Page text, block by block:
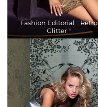
Fashion Editorial " Retro
Glitter "